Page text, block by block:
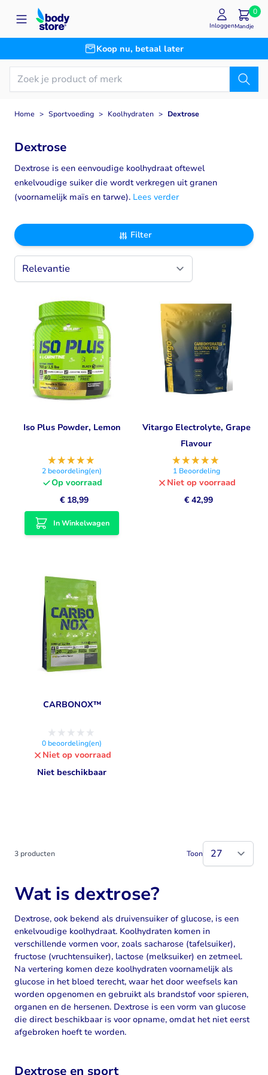
Ga naar de inhoud
Koop nu, betaal later
InloggenMandje
0
Home > Sportvoeding > Koolhydraten > Dextrose
Dextrose
Dextrose is een eenvoudige koolhydraat oftewel
enkelvoudige suiker die wordt verkregen uit granen
(voornamelijk maïs en tarwe). Lees verder
Filter
Iso Plus Powder, Lemon
2 beoordeling(en)
Op voorraad
€ 18,99
In Winkelwagen
Vitargo Electrolyte, Grape
Flavour
1 Beoordeling
Niet op voorraad
€ 42,99
CARBONOX™
0 beoordeling(en)
Niet op voorraad
Niet beschikbaar
3 producten Toon
Wat is dextrose?
Dextrose, ook bekend als druivensuiker of glucose, is een
enkelvoudige koolhydraat. Koolhydraten komen in
verschillende vormen voor, zoals sacharose (tafelsuiker),
fructose (vruchtensuiker), lactose (melksuiker) en zetmeel.
Na vertering komen deze koolhydraten voornamelijk als
glucose in het bloed terecht, waar het door weefsels kan
worden opgenomen en gebruikt als brandstof voor spieren,
organen en de hersenen. Dextrose is een vorm van glucose
die direct beschikbaar is voor opname, omdat het niet eerst
afgebroken hoeft te worden.
Dextrose en sport